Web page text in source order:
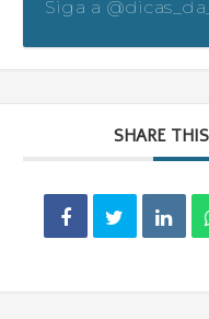
Siga a
SHARE